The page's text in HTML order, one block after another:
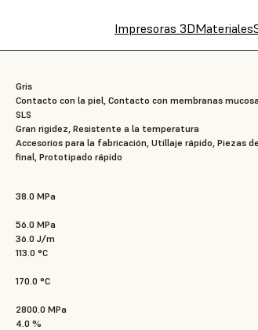
Impresoras 3DMateriales
Gris
Contacto con la piel, Contacto con membranas
SLS
Gran rigidez, Resistente a la temperatura
Accesorios para la fabricación, Utillaje rápido, Piezas
final, Prototipado rápido
38.0 MPa
56.0 MPa
36.0 J/m
113.0 °C
170.0 °C
2800.0 MPa
4.0 %